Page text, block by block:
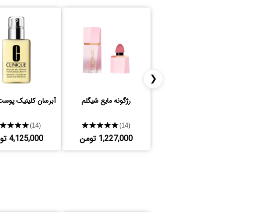
❮
رژگونه مایع شیگلم
★★★★★(14)
1,227,000 تومن
آبرسان کلینیک
(14)
4,125,000 تومن